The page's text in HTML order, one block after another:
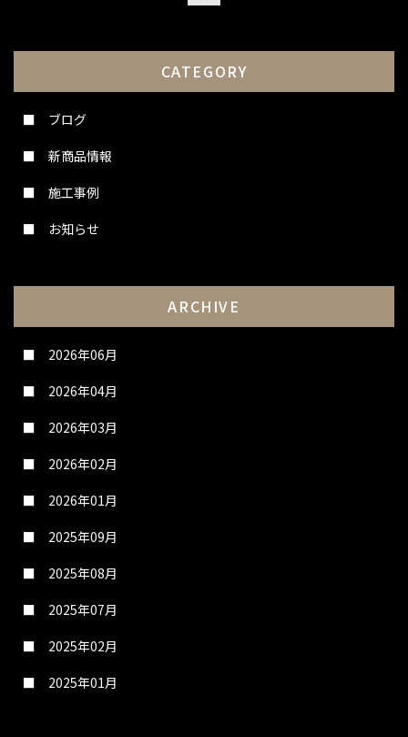
CATEGORY
ブログ
新商品情報
施工事例
お知らせ
ARCHIVE
2026年06月
2026年04月
2026年03月
2026年02月
2026年01月
2025年09月
2025年08月
2025年07月
2025年02月
2025年01月